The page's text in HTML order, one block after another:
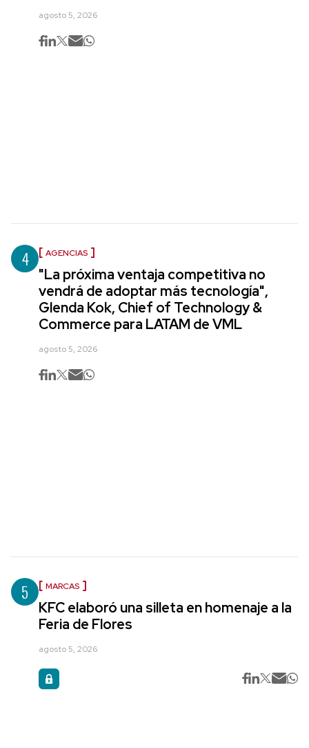
agosto 5, 2026
4 AGENCIAS
"La próxima ventaja competitiva no
vendrá de adoptar más tecnología",
Glenda Kok, Chief of Technology &
Commerce para LATAM de VML
agosto 5, 2026
5 MARCAS
KFC elaboró una silleta en homenaje a la
Feria de Flores
agosto 5, 2026